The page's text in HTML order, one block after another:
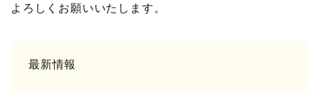
よろしくお願いいたします。
最新情報